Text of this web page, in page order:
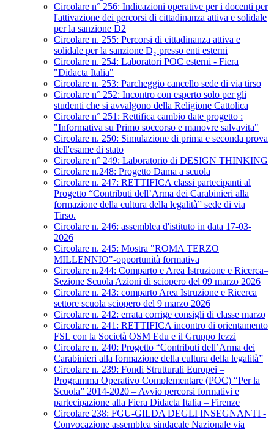
Circolare n° 256: Indicazioni operative per i docenti per
l'attivazione dei percorsi di cittadinanza attiva e solidale
per la sanzione D2
Circolare n. 255: Percorsi di cittadinanza attiva e
solidale per la sanzione D₂ presso enti esterni
Circolare n. 254: Laboratori POC esterni - Fiera
"Didacta Italia"
Circolare n. 253: Parcheggio cancello sede di via tirso
Circolare n° 252: Incontro con esperto solo per gli
studenti che si avvalgono della Religione Cattolica
Circolare n° 251: Rettifica cambio date progetto :
"Informativa su Primo soccorso e manovre salvavita"
Circolare n. 250: Simulazione di prima e seconda prova
dell'esame di stato
Circolare n° 249: Laboratorio di DESIGN THINKING
Circolare n.248: Progetto Dama a scuola
Circolare n. 247: RETTIFICA classi partecipanti al
Progetto “Contributi dell’Arma dei Carabinieri alla
formazione della cultura della legalità” sede di via
Tirso.
Circolare n. 246: assemblea d'istituto in data 17-03-
2026
Circolare n. 245: Mostra "ROMA TERZO
MILLENNIO"-opportunità formativa
Circolare n.244: Comparto e Area Istruzione e Ricerca–
Sezione Scuola Azioni di sciopero del 09 marzo 2026
Circolare n. 243: comparto Area Istruzione e Ricerca
settore scuola sciopero del 9 marzo 2026
Circolare n. 242: errata corrige consigli di classe marzo
Circolare n. 241: RETTIFICA incontro di orientamento
FSL con la Società OSM Edu e il Gruppo Iezzi
Circolare n. 240: Progetto “Contributi dell’Arma dei
Carabinieri alla formazione della cultura della legalità”
Circolare n. 239: Fondi Strutturali Europei –
Programma Operativo Complementare (POC) “Per la
Scuola” 2014-2020 – Avvio percorsi formativi e
partecipazione alla Fiera Didacta Italia – Firenze
Circolare 238: FGU-GILDA DEGLI INSEGNANTI -
Convocazione assemblea sindacale Nazionale via